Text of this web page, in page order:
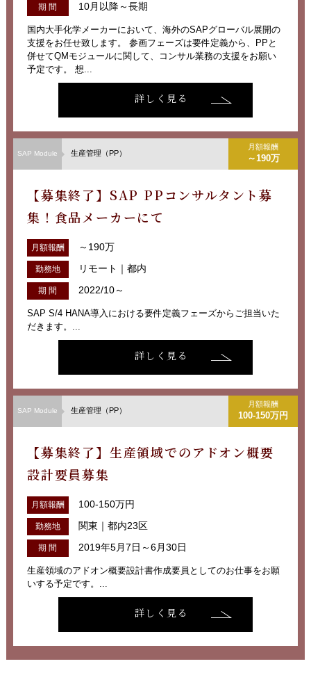
期 間 10月以降～長期
国内大手化学メーカーにおいて、海外のSAPグローバル展開の
支援をお任せ致します。 参画フェーズは要件定義から、PPと
併せてQMモジュールに関して、コンサル業務の支援をお願い
予定です。 想...
詳しく見る
SAP Module 生産管理（PP）
月額報酬
～190万
【募集終了】SAP PPコンサルタント募
集！食品メーカーにて
月額報酬 ～190万
勤務地 リモート｜都内
期 間 2022/10～
SAP S/4 HANA導入における要件定義フェーズからご担当いた
だきます。...
詳しく見る
SAP Module 生産管理（PP）
月額報酬
100-150万円
【募集終了】生産領域でのアドオン概要
設計要員募集
月額報酬 100-150万円
勤務地 関東｜都内23区
期 間 2019年5月7日～6月30日
生産領域のアドオン概要設計書作成要員としてのお仕事をお願
いする予定です。...
詳しく見る